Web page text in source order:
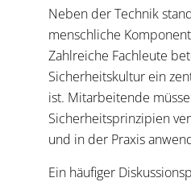
Neben der Technik
menschliche
Zahlreiche Fachleute
Sicherheitskultur ein
ist. Mitarbeitende
Sicherheitsprinzipien
und in der Praxis
Ein häufiger